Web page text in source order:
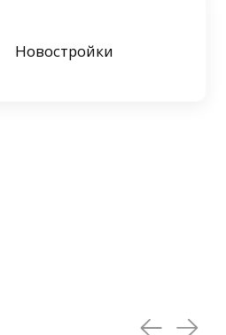
Новостройки